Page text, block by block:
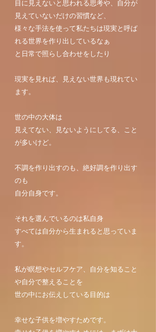
目に見えないと思われる思考や、自分が
見えていないだけの習慣など、
様々な手法を使って私たちは現実と呼ば
れる世界を作り出しているなぁ
と日常で照らし合わせをしたり
現実を見れば、見えない世界も現れてい
ます。
世の中の大体は
見えてない、見ないようにしてる、こと
が多いけど。
不調を作り出すのも、絶好調を作り出す
のも
自分自身です。
それを選んでいるのは私自身
すべては自分から生まれると思っていま
す。
私が瞑想やセルフケア、自分を知ること
や自分で整えることを
世の中にお伝えしている目的は
幸せな子供を増やすためです。